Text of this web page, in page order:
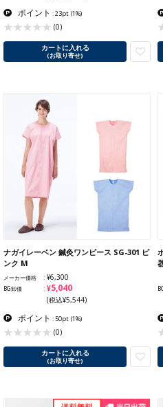
ポイント : 23pt (1%)
(0)
カートに入れる
(お取り寄せ)
ナガイレーベン 鍼灸ワンピース SG-301 ピ
ンク M
メーカー価格 ¥6,300
BG卸価 ¥5,040
(税込¥5,544)
ポイント : 50pt (1%)
(0)
カートに入れる
(お取り寄せ)